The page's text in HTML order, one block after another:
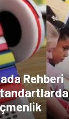
Rehberi